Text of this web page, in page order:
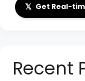
𝕏 Get Real-
Recent